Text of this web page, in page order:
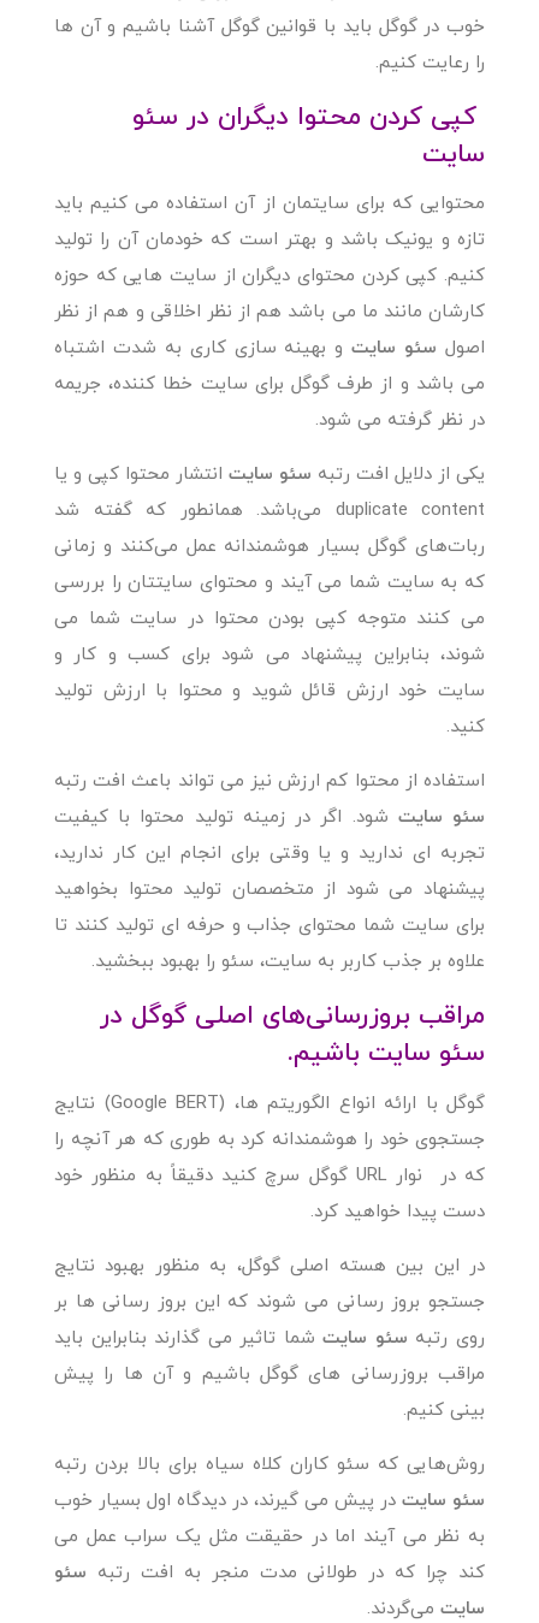
خوب در گوگل باید با قوانین گوگل آشنا باشیم و آن ها
را رعایت کنیم.
کپی کردن محتوا دیگران در سئو
سایت
محتوایی که برای سایتمان از آن استفاده می کنیم باید
تازه و یونیک باشد و بهتر است که خودمان آن را تولید
کنیم. کپی کردن محتوای دیگران از سایت هایی که حوزه
کارشان مانند ما می باشد هم از نظر اخلاقی و هم از نظر
اصول سئو سایتو بهینه سازی کاری به شدت اشتباه
می باشد و از طرف گوگل برای سایت خطا کننده، جریمه
در نظر گرفته می شود.
یکی از دلایل افت رتبه سئو سایت انتشار محتوا کپی و یا
duplicate content می‌باشد. همانطور که گفته شد
ربات‌های گوگل بسیار هوشمندانه عمل می‌کنند و زمانی
که به سایت شما می آیند و محتوای سایتتان را بررسی
می کنند متوجه کپی بودن محتوا در سایت شما می
شوند، بنابراین پیشنهاد می شود برای کسب و کار و
سایت خود ارزش قائل شوید و محتوا با ارزش تولید
کنید.
استفاده از محتوا کم ارزش نیز می تواند باعث افت رتبه
سئو سایت شود. اگر در زمینه تولید محتوا با کیفیت
تجربه ای ندارید و یا وقتی برای انجام این کار ندارید،
پیشنهاد می شود از متخصصان تولید محتوا بخواهید
برای سایت شما محتوای جذاب و حرفه ای تولید کنند تا
علاوه بر جذب کاربر به سایت، سئو را بهبود ببخشید.
مراقب بروزرسانی‌های اصلی گوگل در
سئو سایت باشیم.
گوگل با ارائه انواع الگوریتم ها، (Google BERT) نتایج
جستجوی خود را هوشمندانه کرد به طوری که هر آنچه را
که در نوار URL گوگل سرچ کنید دقیقاً به منظور خود
دست پیدا خواهید کرد.
در این بین هسته اصلی گوگل، به منظور بهبود نتایج
جستجو بروز رسانی می شوند که این بروز رسانی ها بر
روی رتبه سئو سایتشما تاثیر می گذارند بنابراین باید
مراقب بروزرسانی های گوگل باشیم و آن ها را پیش
بینی کنیم.
روش‌هایی که سئو کاران کلاه سیاه برای بالا بردن رتبه
سئو سایت در پیش می گیرند، در دیدگاه اول بسیار خوب
به نظر می آیند اما در حقیقت مثل یک سراب عمل می
کند چرا که در طولانی مدت منجر به افت رتبه سئو
سایت می‌گردند.